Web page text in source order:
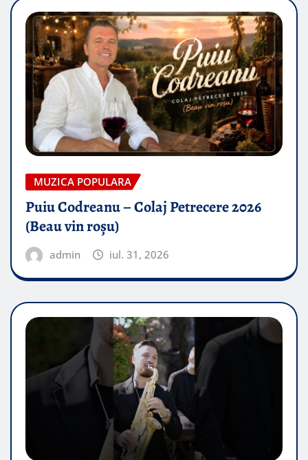
MUZICA POPULARA
Puiu Codreanu – Colaj Petrecere 2026
(Beau vin roșu)
admin iul. 31, 2026